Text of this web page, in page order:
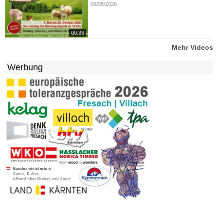
00:33
06/05/2026
Mehr Videos
Werbung